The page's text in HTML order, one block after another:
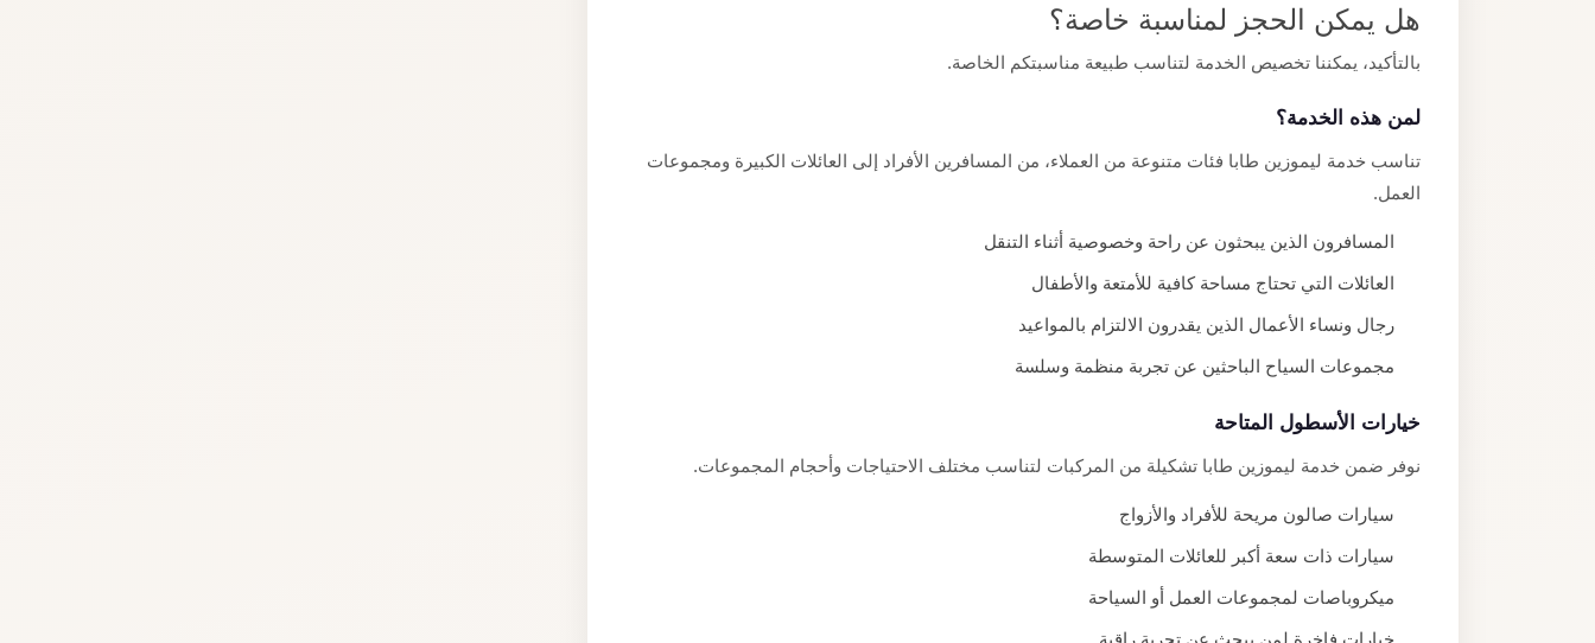
هل يمكن الحجز لمناسبة خاصة؟
بالتأكيد، يمكننا تخصيص الخدمة لتناسب طبيعة مناسبتكم الخاصة.
لمن هذه الخدمة؟
تناسب خدمة ليموزين طابا فئات متنوعة من العملاء، من المسافرين الأفراد إلى العائلات الكبيرة ومجموعات
العمل.
المسافرون الذين يبحثون عن راحة وخصوصية أثناء التنقل
العائلات التي تحتاج مساحة كافية للأمتعة والأطفال
رجال ونساء الأعمال الذين يقدرون الالتزام بالمواعيد
مجموعات السياح الباحثين عن تجربة منظمة وسلسة
خيارات الأسطول المتاحة
نوفر ضمن خدمة ليموزين طابا تشكيلة من المركبات لتناسب مختلف الاحتياجات وأحجام المجموعات.
سيارات صالون مريحة للأفراد والأزواج
سيارات ذات سعة أكبر للعائلات المتوسطة
ميكروباصات لمجموعات العمل أو السياحة
خيارات فاخرة لمن يبحث عن تجربة راقية